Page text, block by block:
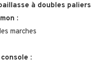
à doubles paliers
:
marches
: